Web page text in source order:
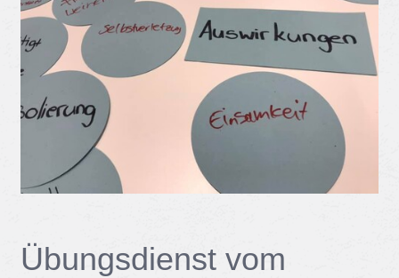
Übungs­dienst vom